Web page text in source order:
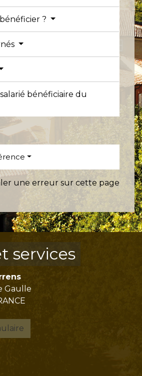
?
bénéficiaire du
une erreur sur cette page
services
Gaulle